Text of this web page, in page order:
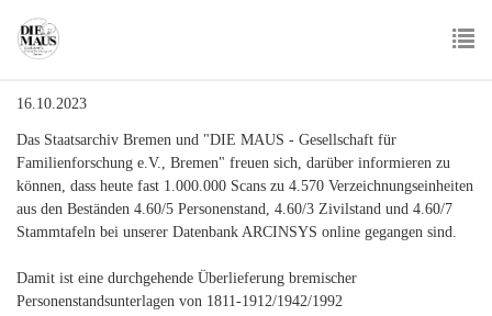
main
16.10.2023
Das Staatsarchiv Bremen und "DIE MAUS - Gesellschaft für
Familienforschung e.V., Bremen" freuen sich, darüber informieren zu
können, dass heute fast 1.000.000 Scans zu 4.570 Verzeichnungseinheiten
aus den Beständen 4.60/5 Personenstand, 4.60/3 Zivilstand und 4.60/7
Stammtafeln bei unserer Datenbank ARCINSYS online gegangen sind.
Damit ist eine durchgehende Überlieferung bremischer
Personenstandsunterlagen von 1811-1912/1942/1992